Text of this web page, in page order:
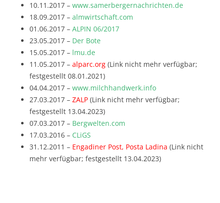
10.11.2017 – www.samerbergernachrichten.de
18.09.2017 – almwirtschaft.com
01.06.2017 – ALPIN 06/2017
23.05.2017 – Der Bote
15.05.2017 – lmu.de
11.05.2017 – alparc.org (Link nicht mehr verfügbar;
festgestellt 08.01.2021)
04.04.2017 – www.milchhandwerk.info
27.03.2017 – ZALP (Link nicht mehr verfügbar;
festgestellt 13.04.2023)
07.03.2017 – Bergwelten.com
17.03.2016 – CLiGS
31.12.2011 – Engadiner Post, Posta Ladina (Link nicht
mehr verfügbar; festgestellt 13.04.2023)